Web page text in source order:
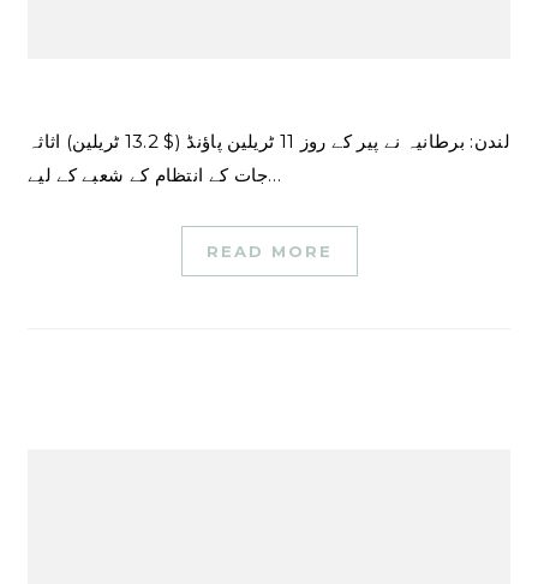
لندن: برطانیہ نے پیر کے روز 11 ٹریلین پاؤنڈ ($ 13.2 ٹریلین) اثاثہ
جات کے انتظام کے شعبے کے لیے…
READ MORE